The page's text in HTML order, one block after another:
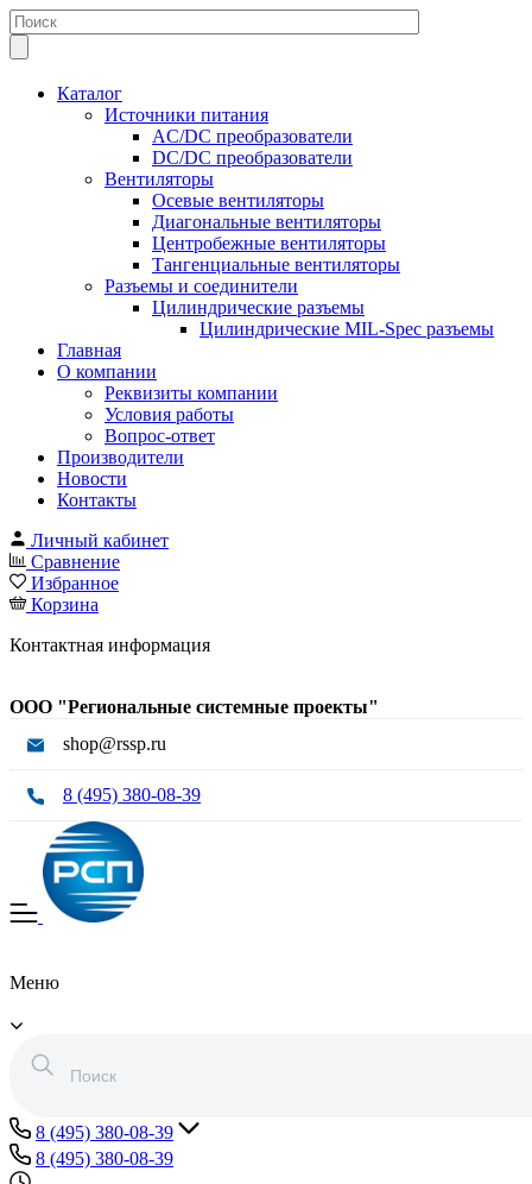
Каталог
Источники питания
AC/DC преобразователи
DC/DC преобразователи
Вентиляторы
Осевые вентиляторы
Диагональные вентиляторы
Центробежные вентиляторы
Тангенциальные вентиляторы
Разъемы и соединители
Цилиндрические разъемы
Цилиндрические MIL-Spec разъемы
Главная
О компании
Реквизиты компании
Условия работы
Вопрос-ответ
Производители
Новости
Контакты
Личный кабинет
Сравнение
Избранное
Корзина
Контактная информация
ООО "Региональные системные проекты"
shop@rssp.ru
8 (495) 380-08-39
Меню
8 (495) 380-08-39
8 (495) 380-08-39